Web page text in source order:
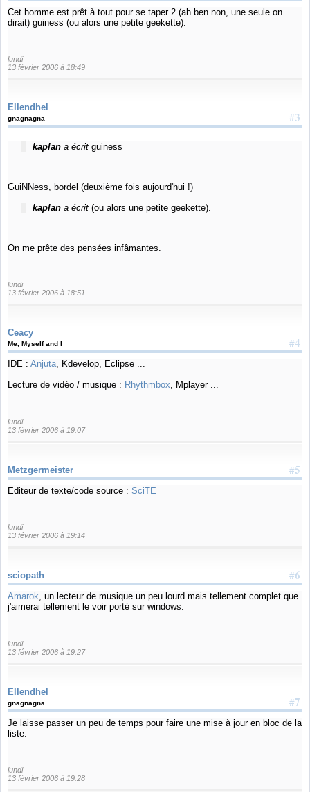
Cet homme est prêt à tout pour se taper 2 (ah ben non, une seule on
dirait) guiness (ou alors une petite geekette).
lundi
13 février 2006 à 18:49
Ellendhel
#3
gnagnagna
kaplana écritguiness
GuiNNess, bordel (deuxième fois aujourd'hui !)
kaplana écrit(ou alors une petite geekette).
On me prête des pensées infâmantes.
lundi
13 février 2006 à 18:51
Ceacy
#4
Me, Myself and I
IDE : Anjuta, Kdevelop, Eclipse ...
Lecture de vidéo / musique : Rhythmbox, Mplayer ...
lundi
13 février 2006 à 19:07
#5
Metzgermeister
Editeur de texte/code source : SciTE
lundi
13 février 2006 à 19:14
#6
sciopath
Amarok, un lecteur de musique un peu lourd mais tellement complet que
j'aimerai tellement le voir porté sur windows.
lundi
13 février 2006 à 19:27
Ellendhel
#7
gnagnagna
Je laisse passer un peu de temps pour faire une mise à jour en bloc de la
liste.
lundi
13 février 2006 à 19:28